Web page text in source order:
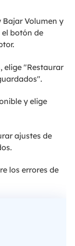
Bajar Volumen y
botón de
elige "Restaurar
y elige
ajustes de
los errores de